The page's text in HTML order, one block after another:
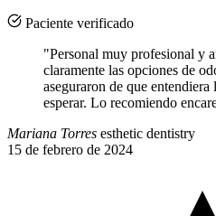
Paciente verificado
"Personal muy profesional y
claramente las opciones de
aseguraron de que
esperar. Lo recomiendo
Mariana Torres esthetic dentistry
15 de febrero de 2024